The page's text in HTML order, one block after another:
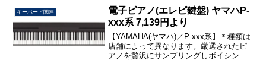
ド...
キーボード関連
電子ピアノ(エレピ鍵盤) ヤマハP-
xxx系 7,139円より
【YAMAHA(ヤマハ)／P-xxx系】＊種類は
店舗によって異なります。厳選されたピ
アノを贅沢にサンプリングしボイシング